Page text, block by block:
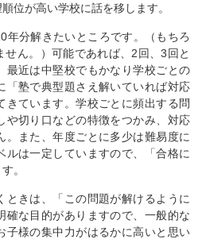
位が高い学校に話を移します。
年分解きたいところです。（もちろ
せん。）可能であれば、2回、3回と
最近は中堅校でもかなり学校ごとの
「塾で典型題さえ解いていれば対応
きています。学校ごとに頻出する問
や切り口などの特徴をつかみ、対応
。また、年度ごとに多少は難易度に
ルは一定していますので、「合格に
。
ときは、「この問題が解けるように
確な目的がありますので、一般的な
子様の集中力がはるかに高いと思い